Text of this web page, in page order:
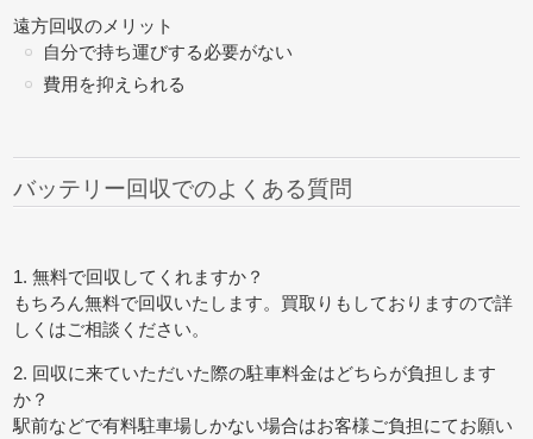
遠方回収のメリット
自分で持ち運びする必要がない
費用を抑えられる
バッテリー回収でのよくある質問
1. 無料で回収してくれますか？
もちろん無料で回収いたします。買取りもしておりますので詳
しくはご相談ください。
2. 回収に来ていただいた際の駐車料金はどちらが負担します
か？
駅前などで有料駐車場しかない場合はお客様ご負担にてお願い